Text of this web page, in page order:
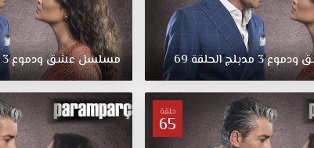
ودموع3 مدبلجالحلقة 69 مسلسلعشقودموع3
حلقة
65